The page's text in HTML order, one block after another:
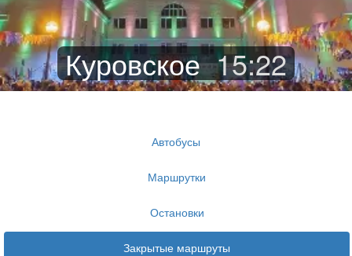
Куровское 15:22
Автобусы
Маршрутки
Остановки
Закрытые маршруты